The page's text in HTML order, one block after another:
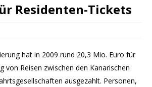
Residenten-Tickets
hat in 2009 rund 20,3 Mio. Euro für
von Reisen zwischen den Kanarischen
ausgezahlt. Personen,